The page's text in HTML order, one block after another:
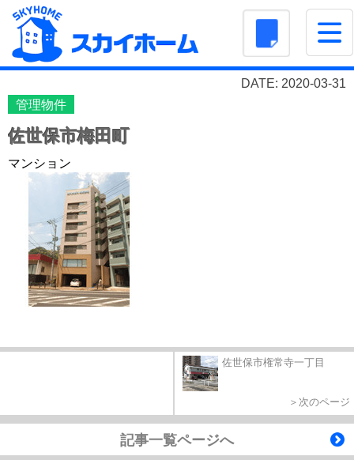
DATE: 2020-03-31
管理物件
佐世保市梅田町
マンション
佐世保市権常寺一丁目
＞次のページ
記事一覧ページへ